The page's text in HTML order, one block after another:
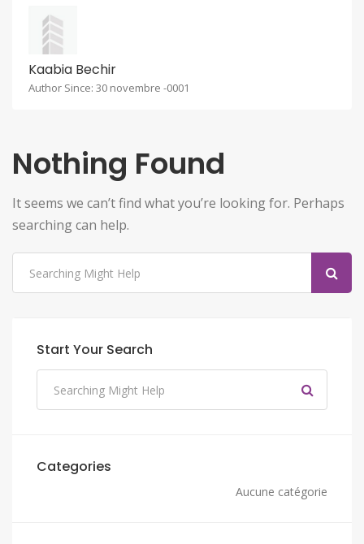
Kaabia Bechir
Author Since: 30 novembre -0001
Nothing Found
It seems we can’t find what you’re looking for. Perhaps
searching can help.
Start Your Search
Categories
Aucune catégorie